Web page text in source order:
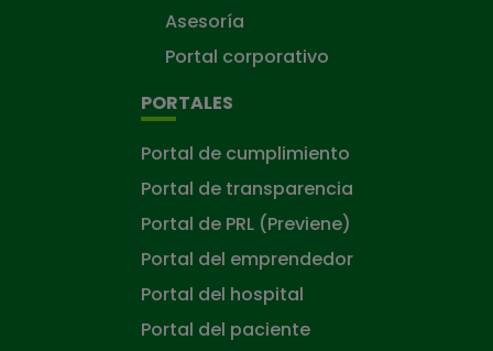
Asesoría
Portal corporativo
PORTALES
Portal de cumplimiento
Portal de transparencia
Portal de PRL (Previene)
Portal del emprendedor
Portal del hospital
Portal del paciente